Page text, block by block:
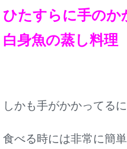
ひたすらに手のか
白身魚の蒸し料理
しかも手がかかってる
食べる時には非常に簡